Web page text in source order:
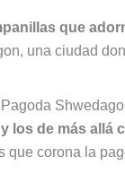
que
una ciudad
y los de más allá
corona la